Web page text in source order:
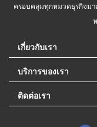
ครอบคลุมทุกหมวดธุรกิจมา
เกี่ยวกับเรา
บริการของเรา
ติดต่อเรา